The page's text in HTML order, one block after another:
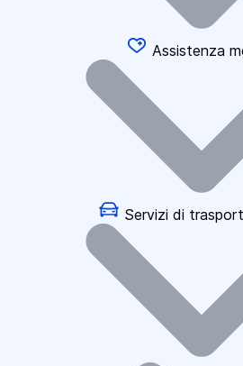
Assistenza
Servizi di